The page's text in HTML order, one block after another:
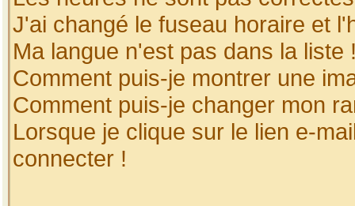
J'ai changé le fuseau horaire et
Ma langue n'est pas dans la liste
Comment puis-je montrer une
Comment puis-je changer mon
Lorsque je clique sur le lien e-
connecter !